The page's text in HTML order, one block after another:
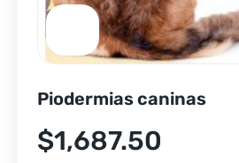
Piodermias caninas
$1,687.50